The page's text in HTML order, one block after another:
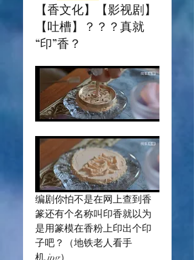
【香文化】【影视剧】
【吐槽】？？？真就
“印”香？
编剧你怕不是在网上查到香
篆还有个名称叫印香就以为
是用篆模在香粉上印出个印
子吧？（地铁老人看手
机.jpg）